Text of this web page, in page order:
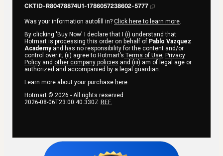
CKTID-R80478874U1-1786057238602-5777
Was your information autofill in? Click here to learn more.
By clicking 'Buy Now' I declare that I (i) understand that
Hotmart is processing this order on behalf of Pablo Vazquez
Academyand has no responsibility for the content and/or
control over it; (ii) agree to Hotmart’s Terms of Use, Privacy
Policy and other company policies and (iii) am of legal age or
authorized and accompanied by a legal guardian.
Learn more about your purchase here.
Hotmart © 2026 - All rights reserved
2026-08-06T23:00:40.330Z REF.